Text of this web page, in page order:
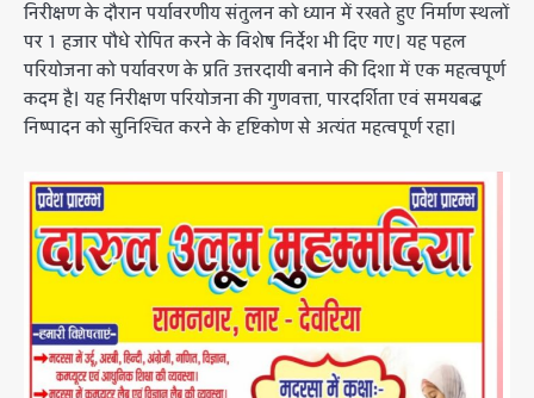
निरीक्षण के दौरान पर्यावरणीय संतुलन को ध्यान में रखते हुए निर्माण स्थलों
पर 1 हजार पौधे रोपित करने के विशेष निर्देश भी दिए गए। यह पहल
परियोजना को पर्यावरण के प्रति उत्तरदायी बनाने की दिशा में एक महत्वपूर्ण
कदम है। यह निरीक्षण परियोजना की गुणवत्ता, पारदर्शिता एवं समयबद्ध
निष्पादन को सुनिश्चित करने के दृष्टिकोण से अत्यंत महत्वपूर्ण रहा।